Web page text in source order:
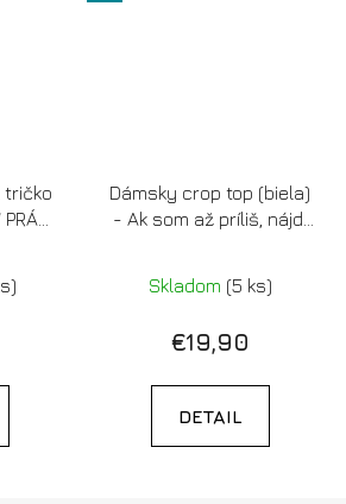
tričko
Dámsky crop top (biela)
- Ak som až príliš, nájdi
Skladom (5 ks)
€19,90
DETAIL